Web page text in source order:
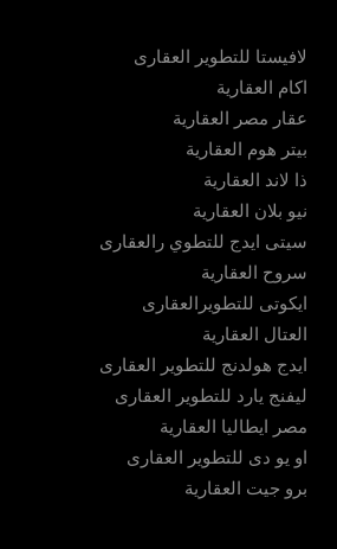
لافيستا للتطوير العقارى
اكام العقارية
عقار مصر العقارية
بيتر هوم العقارية
ذا لاند العقارية
نيو بلان العقارية
سيتى ايدج للتطوي رالعقارى
سروح العقارية
ايكوتى للتطويرالعقارى
العتال العقارية
ايدج هولدنج للتطوير العقارى
ليفنج يارد للتطوير العقارى
مصر ايطاليا العقارية
او يو دى للتطوير العقارى
برو جيت العقارية